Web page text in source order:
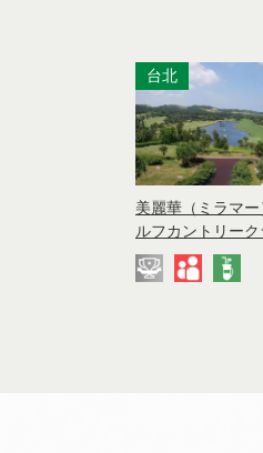
台北
美麗華（ミラマー
ルフカントリーク